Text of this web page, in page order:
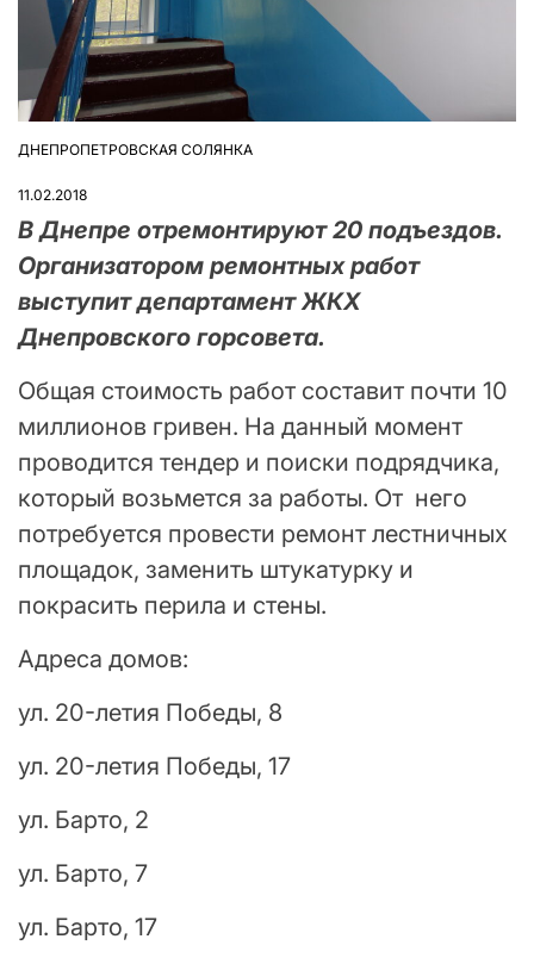
ОПУБЛІКУВАТИ
ДНЕПРОПЕТРОВСКАЯ СОЛЯНКА
11.02.2018
В Днепре отремонтируют 20 подъездов.
Организатором ремонтных работ
выступит департамент ЖКХ
Днепровского горсовета.
Общая стоимость работ составит почти 10
миллионов гривен. На данный момент
проводится тендер и поиски подрядчика,
который возьмется за работы. От него
потребуется провести ремонт лестничных
площадок, заменить штукатурку и
покрасить перила и стены.
Адреса домов:
ул. 20-летия Победы, 8
ул. 20-летия Победы, 17
ул. Барто, 2
ул. Барто, 7
ул. Барто, 17